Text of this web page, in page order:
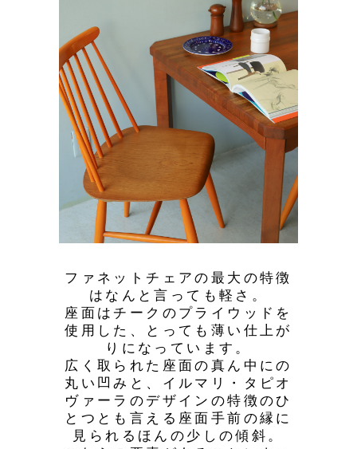
ファネットチェアの最大の特徴
はなんと言っても軽さ。
座面はチークのプライウッドを
使用した、とっても薄い仕上が
りになっています。
広く取られた座面の真ん中にの
丸い凹みと、イルマリ・タピオ
ヴァーラのデザインの特徴のひ
とつとも言える座面手前の縁に
見られるほんの少しの傾斜。